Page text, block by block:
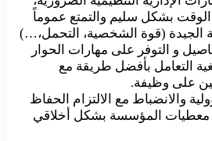
الوقت بشكل سليم والتمتع عموماً
الجيدة (قوة الشخصية، التحمل،…)
و التوفر على مهارات الحوار
التعامل بأفضل طريقة مع
على وظيفة.
والانضباط مع الالتزام الحفاظ
معطيات المؤسسة بشكل أخلاقي